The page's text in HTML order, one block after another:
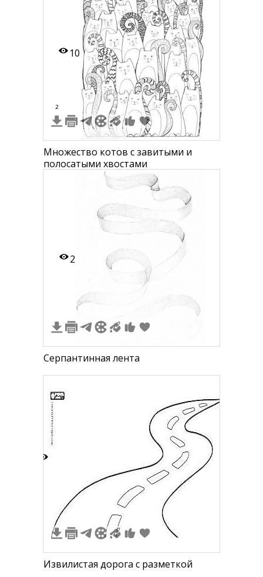
10
2
Множество котов с завитыми и
полосатыми хвостами
2
Серпантинная лента
Извилистая дорога с разметкой